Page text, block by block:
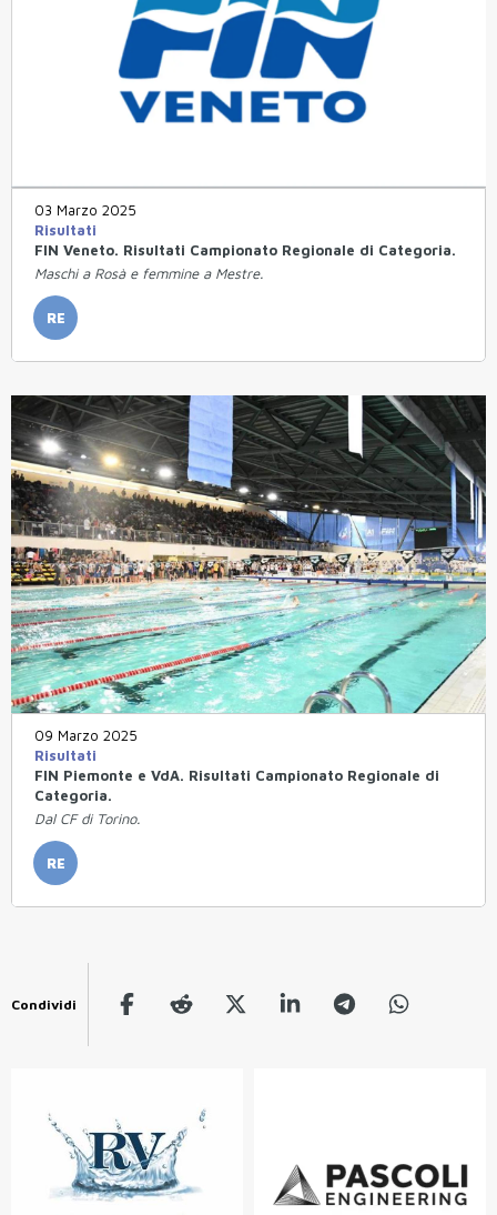
03 Marzo 2025
Risultati
FIN Veneto. Risultati Campionato Regionale di Categoria.
Maschi a Rosà e femmine a Mestre.
RE
09 Marzo 2025
Risultati
FIN Piemonte e VdA. Risultati Campionato Regionale di
Categoria.
Dal CF di Torino.
RE
Condividi